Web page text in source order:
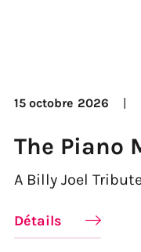
15 octobre 2026
The Piano
A Billy Joel
Détails